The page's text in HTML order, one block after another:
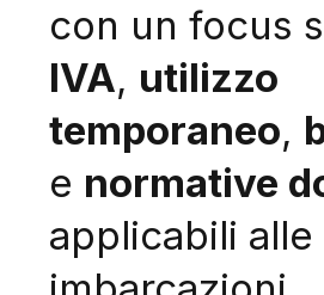
con un focus
IVA, utilizzo
temporaneo,
e normative
applicabili alle